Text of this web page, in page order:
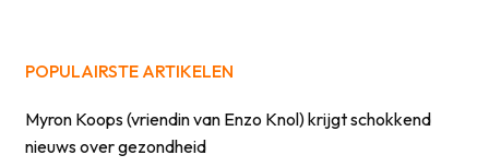
POPULAIRSTE ARTIKELEN
Myron Koops (vriendin van Enzo Knol) krijgt schokkend
nieuws over gezondheid